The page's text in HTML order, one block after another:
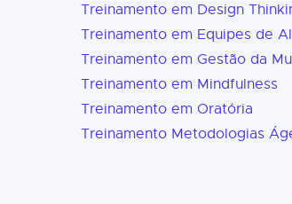
Treinamento em Design
Treinamento em Equipes de
Treinamento em Gestão da
Treinamento em Mindfulness
Treinamento em Oratória
Treinamento Metodologias